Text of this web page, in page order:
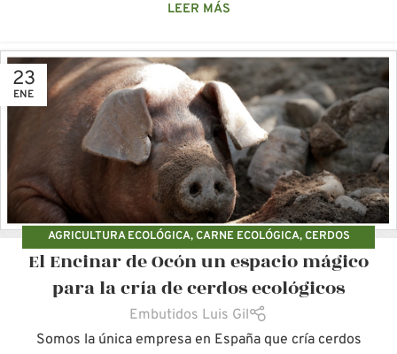
LEER MÁS
23
ENE
AGRICULTURA ECOLÓGICA,CARNE ECOLÓGICA,CERDOS
ECOLÓGICOS,LUIS GIL
El Encinar de Ocón un espacio mágico
para la cría de cerdos ecológicos
Embutidos Luis Gil
Somos la única empresa en España que cría cerdos